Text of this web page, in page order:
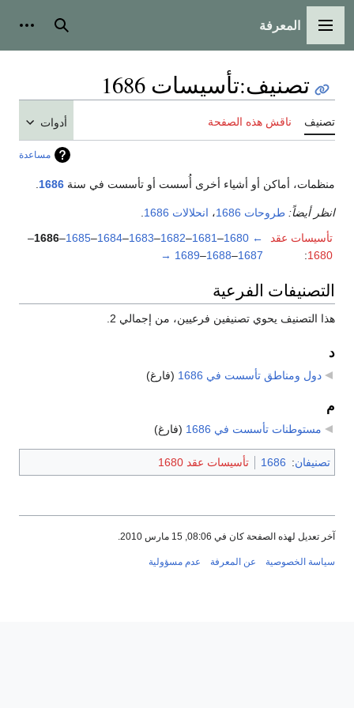
القائمة الرئيسية
المعرفة بحث
تصنيف:تأسيسات 1686
تصنيف ناقش هذه الصفحة أدوات
مساعدة
منظمات، أماكن أو أشياء أخرى أُسست أو تأسست في سنة 1686
انظر أيضاً: طروحات 1686 ، انحلالات 1686
تأسيسات عقد
1680
:
←
1680
–
1681
–
1682
–
1683
–
1684
–
1685
–
1686
–
1687
–
1688
–
1689
→
التصنيفات الفرعية
هذا التصنيف يحوي تصنيفين فرعيين، من إجمالي 2.
د
دول ومناطق تأسست في 1686 (فارغ)
م
مستوطنات تأسست في 1686 (فارغ)
تصنيفان:
1686 تأسيسات عقد 1680
آخر تعديل لهذه الصفحة كان في 08:06, 15 مارس 2010.
سياسة الخصوصية عن المعرفة عدم مسؤولية